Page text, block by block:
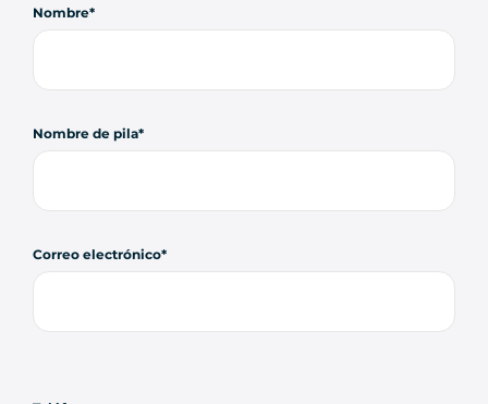
Nombre
Nombre de pila
Correo electrónico